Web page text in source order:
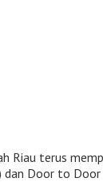
Riau terus
Door to